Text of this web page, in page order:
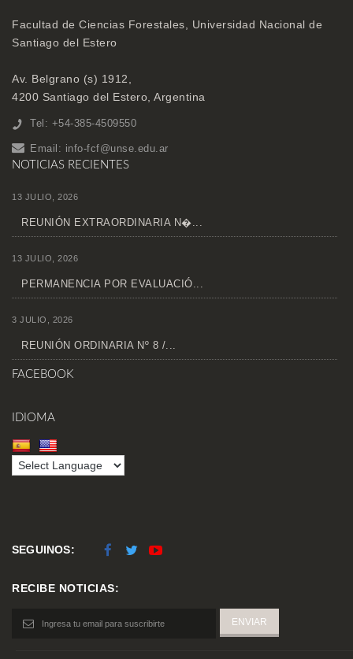
Facultad de Ciencias Forestales, Universidad Nacional de
Santiago del Estero
Av. Belgrano (s) 1912,
4200 Santiago del Estero, Argentina
Tel: +54-385-4509550
Email: info-fcf@unse.edu.ar
NOTICIAS RECIENTES
13 JULIO, 2026
REUNIÓN EXTRAORDINARIA N�...
13 JULIO, 2026
PERMANENCIA POR EVALUACIÓ...
3 JULIO, 2026
REUNIÓN ORDINARIA Nº 8 /...
FACEBOOK
IDIOMA
SEGUINOS:
RECIBE NOTICIAS: